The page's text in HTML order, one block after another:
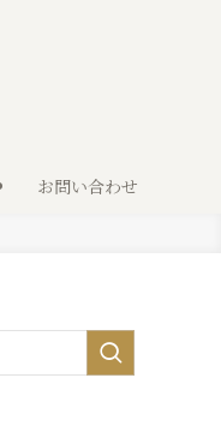
お問い合わせ